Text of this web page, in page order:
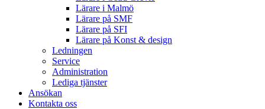
Lärare i Malmö
Lärare på SMF
Lärare på SFI
Lärare på Konst & design
Ledningen
Service
Administration
Lediga tjänster
Ansökan
Kontakta oss